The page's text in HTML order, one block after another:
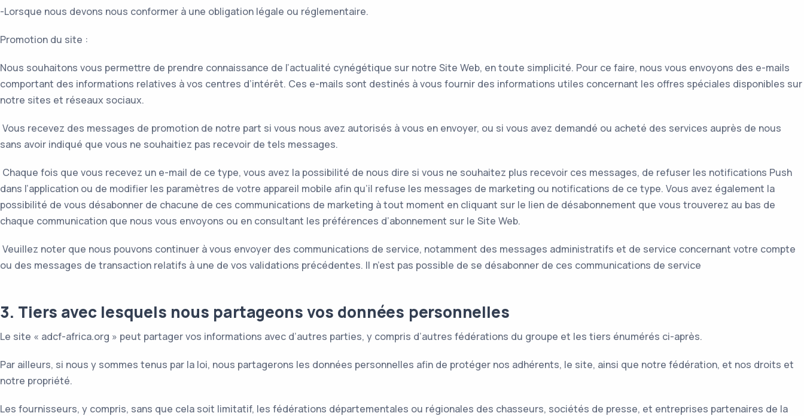
-Lorsque nous devons nous conformer à une obligation légale ou réglementaire.
Promotion du site :
Nous souhaitons vous permettre de prendre connaissance de l’actualité cynégétique sur notre Site Web, en toute simplicité. Pour ce faire, nous vous envoyons des e-mails
comportant des informations relatives à vos centres d’intérêt. Ces e-mails sont destinés à vous fournir des informations utiles concernant les offres spéciales disponibles sur
notre sites et réseaux sociaux.
Vous recevez des messages de promotion de notre part si vous nous avez autorisés à vous en envoyer, ou si vous avez demandé ou acheté des services auprès de nous
sans avoir indiqué que vous ne souhaitiez pas recevoir de tels messages.
Chaque fois que vous recevez un e-mail de ce type, vous avez la possibilité de nous dire si vous ne souhaitez plus recevoir ces messages, de refuser les notifications Push
dans l’application ou de modifier les paramètres de votre appareil mobile afin qu’il refuse les messages de marketing ou notifications de ce type. Vous avez également la
possibilité de vous désabonner de chacune de ces communications de marketing à tout moment en cliquant sur le lien de désabonnement que vous trouverez au bas de
chaque communication que nous vous envoyons ou en consultant les préférences d’abonnement sur le Site Web.
Veuillez noter que nous pouvons continuer à vous envoyer des communications de service, notamment des messages administratifs et de service concernant votre compte
ou des messages de transaction relatifs à une de vos validations précédentes. Il n’est pas possible de se désabonner de ces communications de service
3. Tiers avec lesquels nous partageons vos données personnelles
Le site « adcf-africa.org » peut partager vos informations avec d’autres parties, y compris d’autres fédérations du groupe et les tiers énumérés ci-après.
Par ailleurs, si nous y sommes tenus par la loi, nous partagerons les données personnelles afin de protéger nos adhérents, le site, ainsi que notre fédération, et nos droits et
notre propriété.
Les fournisseurs, y compris, sans que cela soit limitatif, les fédérations départementales ou régionales des chasseurs, sociétés de presse, et entreprises partenaires de la